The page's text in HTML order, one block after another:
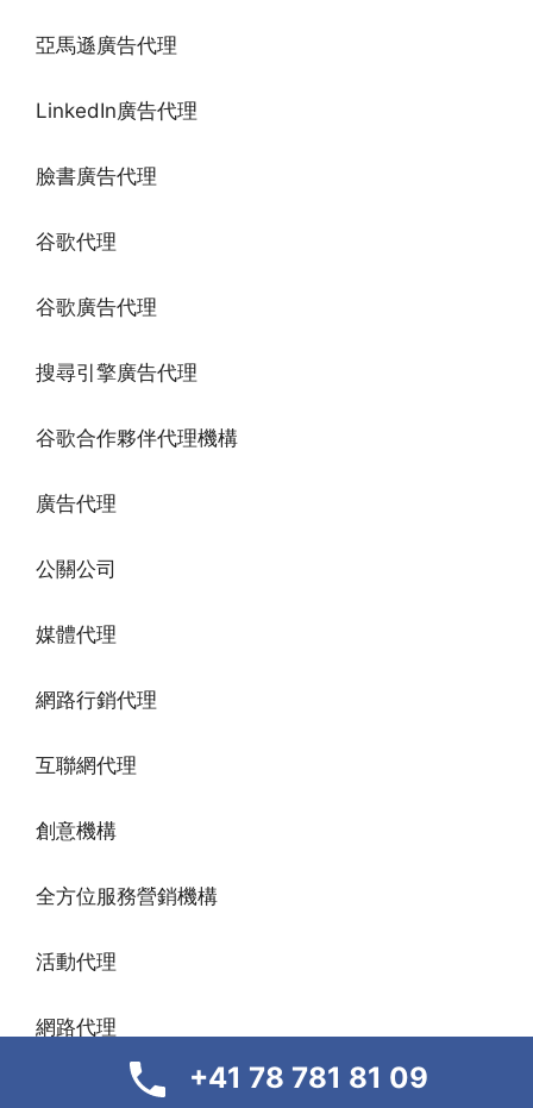
亞馬遜廣告代理
LinkedIn廣告代理
臉書廣告代理
谷歌代理
谷歌廣告代理
搜尋引擎廣告代理
谷歌合作夥伴代理機構
廣告代理
公關公司
媒體代理
網路行銷代理
互聯網代理
創意機構
全方位服務營銷機構
活動代理
網路代理
公司行銷代理 +41 78 781 81 09